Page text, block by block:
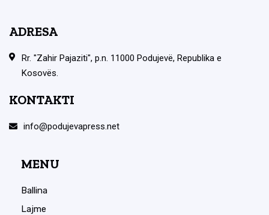
ADRESA
Rr. "Zahir Pajaziti", p.n. 11000 Podujevë, Republika e
Kosovës.
KONTAKTI
info@podujevapress.net
MENU
Ballina
Lajme